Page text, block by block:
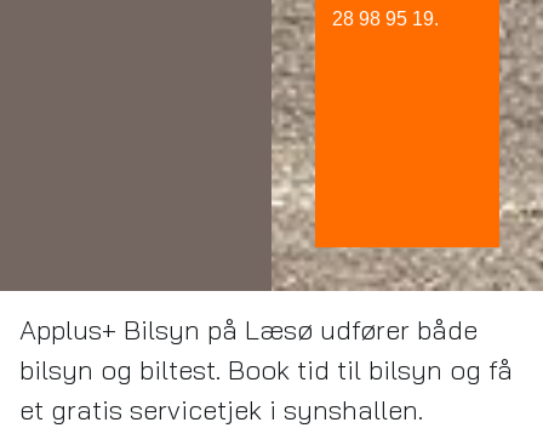
28 98 95 19.
Applus+ Bilsyn på Læsø udfører både
bilsyn og biltest. Book tid til bilsyn og få
et gratis servicetjek i synshallen.